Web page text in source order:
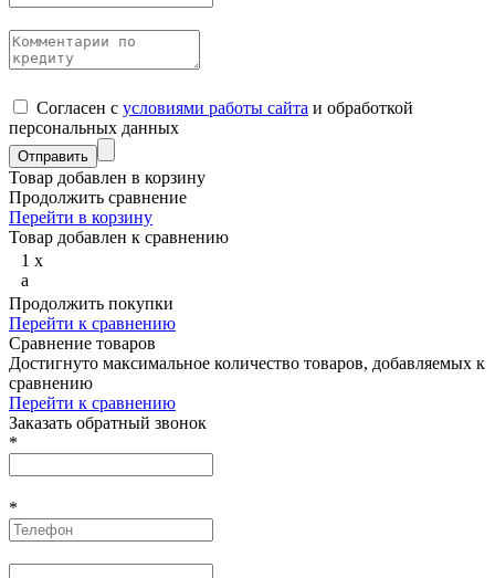
Согласен с условиями работы сайта и обработкой
персональных данных
Товар добавлен в корзину
Продолжить сравнение
Перейти в корзину
Товар добавлен к сравнению
1 x
a
Продолжить покупки
Перейти к сравнению
Сравнение товаров
Достигнуто максимальное количество товаров, добавляемых к
сравнению
Перейти к сравнению
Заказать обратный звонок
*
*